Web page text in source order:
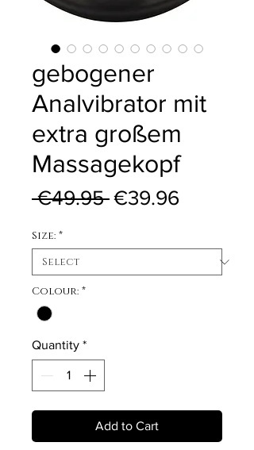
gebogener
Analvibrator mit
extra großem
Massagekopf
€49.95 Regular Price
€39.96
Size: *
Colour: *
Quantity *
Add to Cart